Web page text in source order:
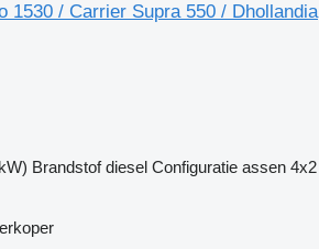
1530 / Carrier Supra 550 / Dhollandia
Brandstof diesel Configuratie assen 4x2